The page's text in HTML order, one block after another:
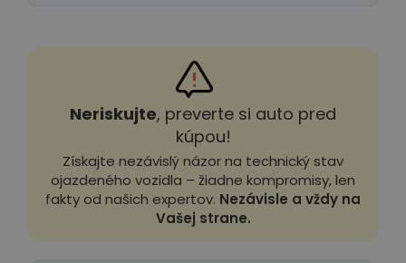
Neriskujte, preverte si auto pred
kúpou!
Získajte nezávislý názor na technický stav
ojazdeného vozidla – žiadne kompromisy, len
fakty od našich expertov. Nezávisle a vždy na
Vašej strane.